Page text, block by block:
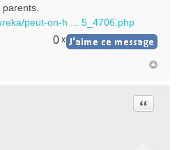
parents.
peut-on-h ... 5_4706.php
0 x
Citer